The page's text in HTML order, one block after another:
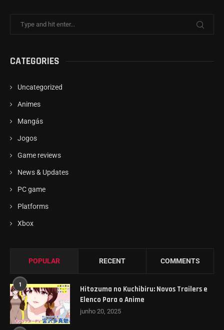
CATEGORIES
Uncategorized
Animes
Mangás
Jogos
Game reviews
News & Updates
PC game
Platforms
Xbox
POPULAR RECENT COMMENTS
1
Hitozuma no Kuchibiru: Novos Trailers e
Elenco Para o Anime
junho 20, 2025